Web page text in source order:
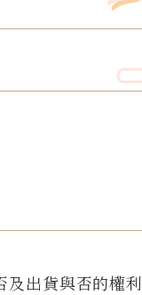
出貨與否的權利